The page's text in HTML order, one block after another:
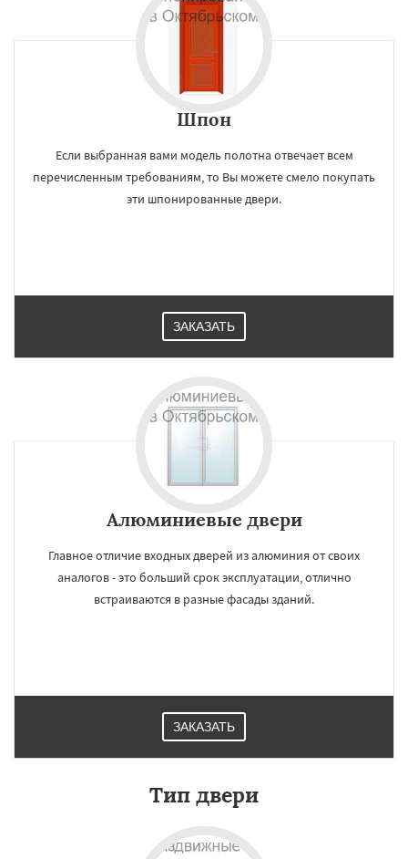
Шпон
Если выбранная вами модель полотна отвечает всем
перечисленным требованиям, то Вы можете смело покупать
эти шпонированные двери.
ЗАКАЗАТЬ
Алюминиевые двери
Главное отличие входных дверей из алюминия от своих
аналогов - это больший срок эксплуатации, отлично
встраиваются в разные фасады зданий.
ЗАКАЗАТЬ
Тип двери